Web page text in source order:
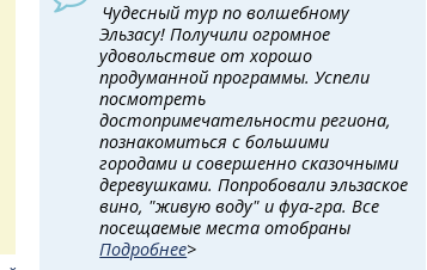
Чудесный тур по волшебному
Эльзасу! Получили огромное
удовольствие от хорошо
продуманной программы. Успели
посмотреть
достопримечательности региона,
познакомиться с большими
городами и совершенно сказочными
деревушками. Попробовали эльзаское
вино, "живую воду" и фуа-гра. Все
посещаемые места отобраны
Подробнее>